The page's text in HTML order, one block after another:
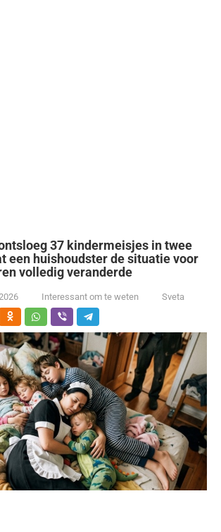
37 kindermeisjes in twee
een huishoudster de situatie voor
volledig veranderde
Interessant om te weten Sveta